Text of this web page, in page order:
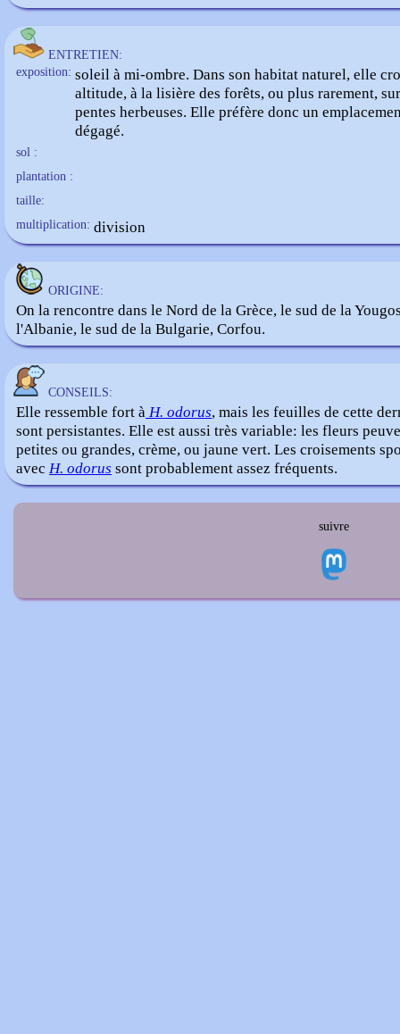
ENTRETIEN:
exposition: soleil à mi-ombre. Dans son habitat naturel, elle
altitude, à la lisière des forêts, ou plus rarement,
pentes herbeuses. Elle préfère donc un
dégagé.
sol :
plantation :
taille:
multiplication: division
ORIGINE:
On la rencontre dans le Nord de la Grèce, le sud de la
l'Albanie, le sud de la Bulgarie, Corfou.
CONSEILS:
Elle ressemble fort à H. odorus, mais les feuilles de cette
sont persistantes. Elle est aussi très variable: les fleurs
petites ou grandes, crème, ou jaune vert. Les croisements
avec H. odorus sont probablement assez fréquents.
suivre